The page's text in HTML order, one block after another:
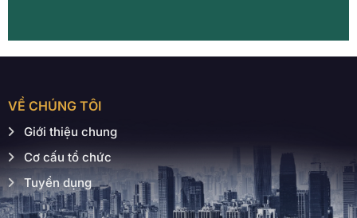
VỀ CHÚNG TÔI
Giới thiệu chung
Cơ cấu tổ chức
Tuyển dụng